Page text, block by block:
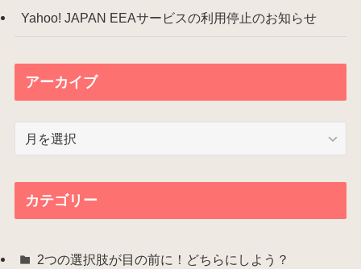
Yahoo! JAPAN EEAサービスの利用停止のお知らせ
アーカイブ
カテゴリー
2つの選択肢が目の前に！どちらにしよう？